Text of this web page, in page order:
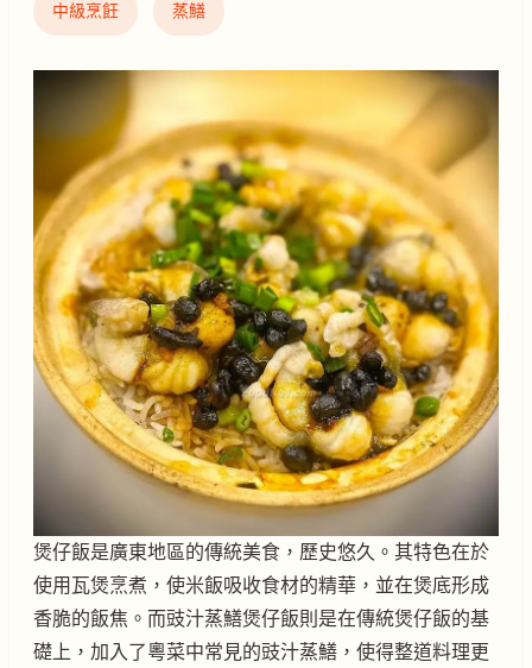
中級烹飪 蒸鱔
煲仔飯是廣東地區的傳統美食，歷史悠久。其特色在於
使用瓦煲烹煮，使米飯吸收食材的精華，並在煲底形成
香脆的飯焦。而豉汁蒸鱔煲仔飯則是在傳統煲仔飯的基
礎上，加入了粵菜中常見的豉汁蒸鱔，使得整道料理更